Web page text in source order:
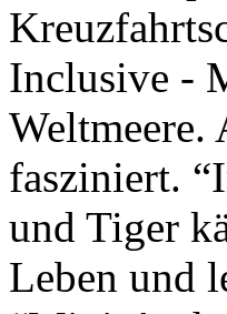
Inclusive -
Weltmeere.
fasziniert.
und Tiger
Leben und